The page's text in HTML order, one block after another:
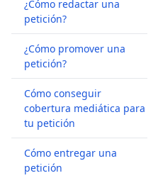
¿Cómo redactar una
petición?
¿Cómo promover una
petición?
Cómo conseguir
cobertura mediática para
tu petición
Cómo entregar una
petición